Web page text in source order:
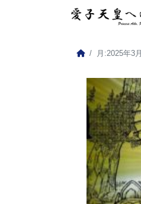
月:2025年3月